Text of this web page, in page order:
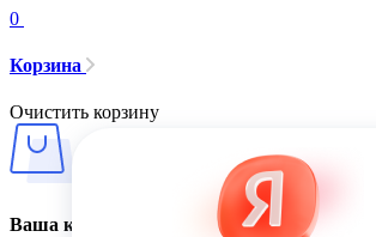
0
Корзина
Очистить корзину
Ваша корзина пуста